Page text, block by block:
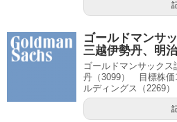
ゴールドマンサ
三越伊勢丹、明
ゴールドマンサック
丹（3099） 目標株価
ルディングス（2269